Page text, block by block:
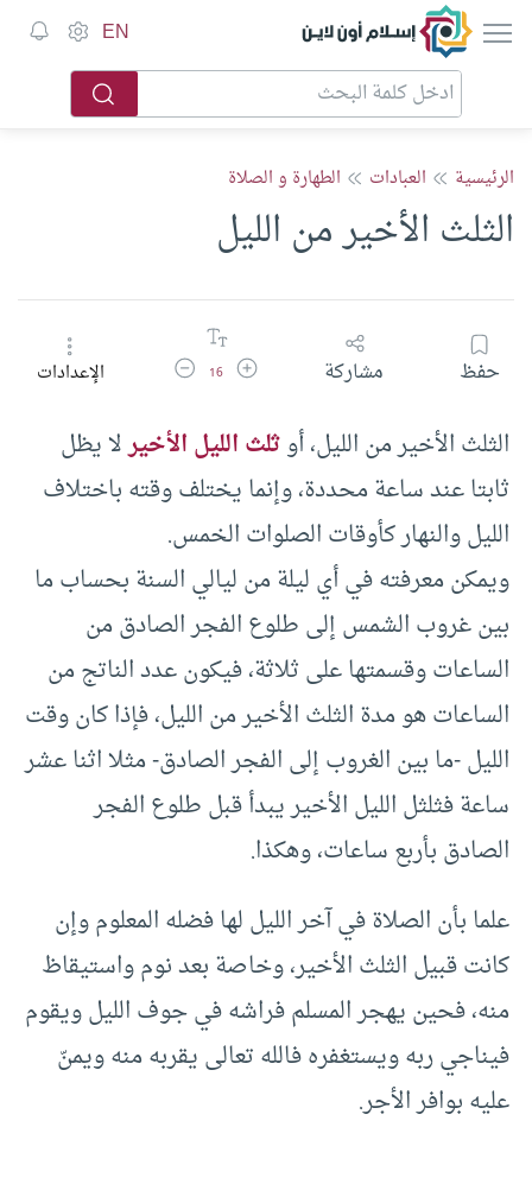
إسلام أون لاين EN
الرئيسية العبادات الطهارة و الصلاة
الثلث الأخير من الليل
حفظ مشاركة زيادة حجم الخط
16 تقليل حجم الخطالإعدادات
الثلث الأخير من الليل، أوثلث الليل الأخيرلا يظل
ثابتا عند ساعة محددة، وإنما يختلف وقته باختلاف
الليل والنهار كأوقات الصلوات الخمس.
ويمكن معرفته في أي ليلة من ليالي السنة بحساب ما
بين غروب الشمس إلى طلوع الفجر الصادق من
الساعات وقسمتها على ثلاثة، فيكون عدد الناتج من
الساعات هو مدة الثلث الأخير من الليل، فإذا كان وقت
الليل -ما بين الغروب إلى الفجر الصادق- مثلا اثنا عشر
ساعة فثلثل الليل الأخير يبدأ قبل طلوع الفجر
الصادق بأربع ساعات، وهكذا.
علما بأن الصلاة في آخر الليل لها فضله المعلوم وإن
كانت قبيل الثلث الأخير، وخاصة بعد نوم واستيقاظ
منه، فحين يهجر المسلم فراشه في جوف الليل ويقوم
فيناجي ربه ويستغفره فالله تعالى يقربه منه ويمنّ
عليه بوافر الأجر.